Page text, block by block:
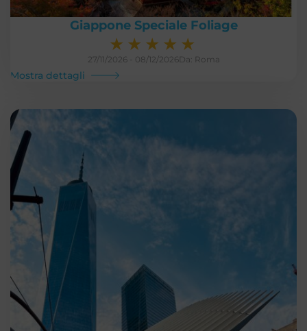
Giappone Speciale Foliage
★ ★ ★ ★ ★
27/11/2026 - 08/12/2026Da: Roma
Mostra dettagli